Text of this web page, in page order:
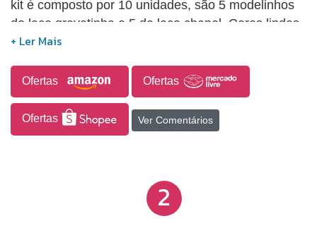
kit é composto por 10 unidades, são 5 modelinhos
do laço gravatinha e 5 do laço chanel. Cores lindas
que ficarão perfeitas com várias roupinhas do
com todo cuidado, zelamos por cada detalhe para
que nada possa incomodar sua bebê.
Ofertas Ofertas
Ofertas Ver Comentários
2